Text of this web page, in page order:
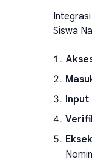
Siswa
Input